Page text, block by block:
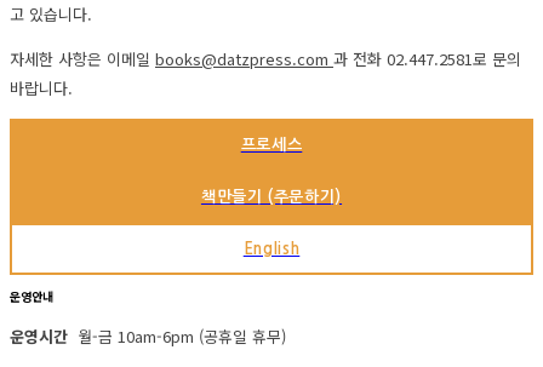
고 있습니다.
자세한 사항은 이메일 books@datzpress.com 과 전화 02.447.2581로 문의
바랍니다.
프로세스
책만들기 (주문하기)
English
운영안내
운영시간 월-금 10am-6pm (공휴일 휴무)